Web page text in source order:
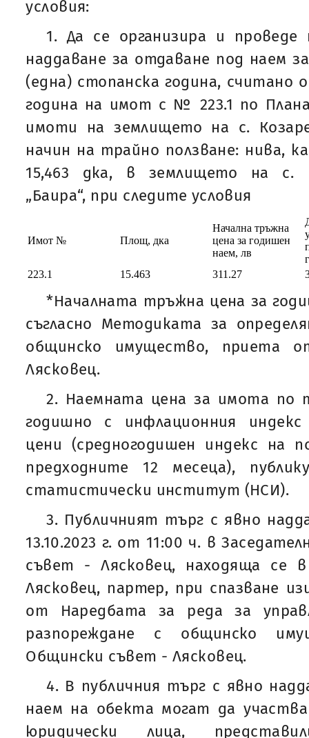
условия:
1. Да се организира и
наддаване за отдаване под наем
(една) стопанска година, считано
година на имот с № 223.1 по
имоти на землището на с.
начин на трайно ползване: нива,
15,463 дка, в землището на с.
„Баира“, при следите условия
Имот № Площ, дка
Начална тръжна
цена за годишен
наем, лв
223.1
15.463 311.27
*Началната тръжна цена за
съгласно Методиката за
общинско имущество, приета
Лясковец.
2. Наемната цена за имота по
годишно с инфлационния
цени (средногодишен индекс на
предходните 12 месеца),
статистически институт (НСИ).
3. Публичният търг с явно
13.10.2023 г. от 11:00 ч. в
съвет - Лясковец, находяща се
Лясковец, партер, при спазване
от Наредбата за реда за
разпореждане с общинско
Общински съвет - Лясковец.
4. В публичния търг с явно
наем на обекта могат да
юридически лица,